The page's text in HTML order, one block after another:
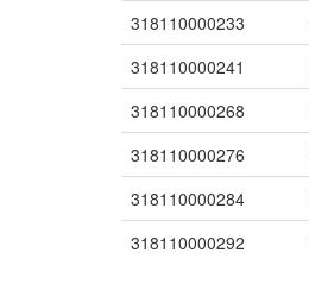
318110000233
318110000241
318110000268
318110000276
318110000284
318110000292